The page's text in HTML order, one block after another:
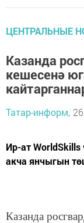
ЦЕНТРАЛЬНЫЕ
Казанда
кешесенә
Татар-информ,
Ир-ат
акча янчыгын
Казанда